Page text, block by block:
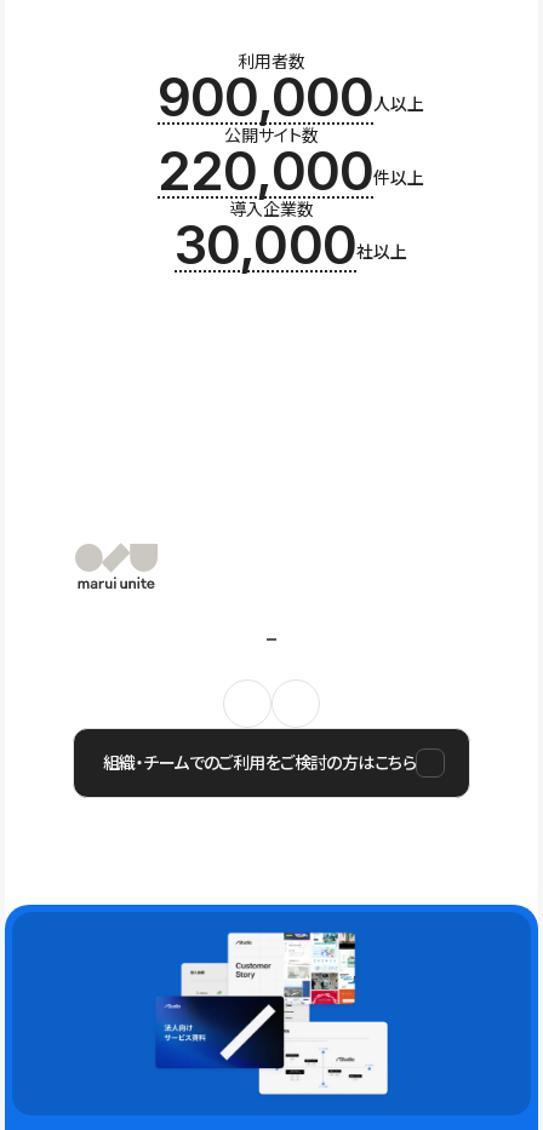
利用者数
900,000人以上
公開サイト数
220,000件以上
導入企業数
30,000社以上
組織・チームでのご利用をご検討の方はこちら